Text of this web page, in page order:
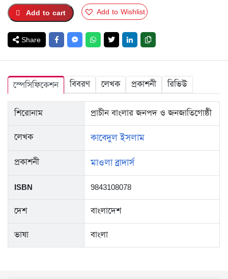
TK.250.TK.187.
Add to cart Add to Wishlist
Share
স্পেসিফিকেশন বিবরণ লেখক প্রকাশনী রিভিউ
শিরোনাম প্রাচীন বাংলার জনপদ ও জনজাতিগোষ্ঠী
লেখক কাবেদুল ইসলাম
প্রকাশনী মাওলা ব্রাদার্স
ISBN 9843108078
দেশ বাংলাদেশ
ভাষা বাংলা